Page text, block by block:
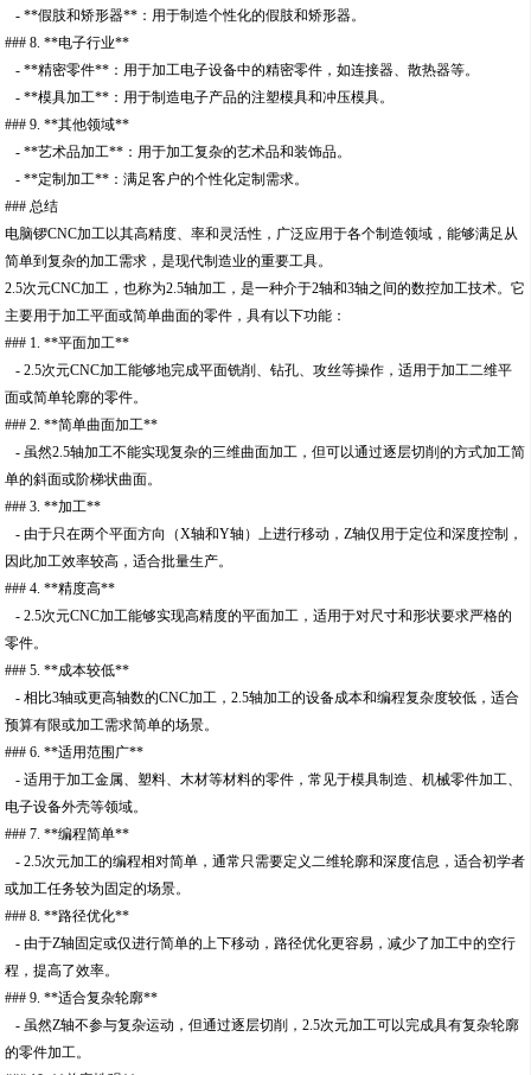
- **假肢和矫形器**：用于制造个性化的假肢和矫形器。
### 8. **电子行业**
- **精密零件**：用于加工电子设备中的精密零件，如连接器、散热器等。
- **模具加工**：用于制造电子产品的注塑模具和冲压模具。
### 9. **其他领域**
- **艺术品加工**：用于加工复杂的艺术品和装饰品。
- **定制加工**：满足客户的个性化定制需求。
### 总结
电脑锣CNC加工以其高精度、率和灵活性，广泛应用于各个制造领域，能够满足从
简单到复杂的加工需求，是现代制造业的重要工具。
2.5次元CNC加工，也称为2.5轴加工，是一种介于2轴和3轴之间的数控加工技术。它
主要用于加工平面或简单曲面的零件，具有以下功能：
### 1. **平面加工**
- 2.5次元CNC加工能够地完成平面铣削、钻孔、攻丝等操作，适用于加工二维平
面或简单轮廓的零件。
### 2. **简单曲面加工**
- 虽然2.5轴加工不能实现复杂的三维曲面加工，但可以通过逐层切削的方式加工简
单的斜面或阶梯状曲面。
### 3. **加工**
- 由于只在两个平面方向（X轴和Y轴）上进行移动，Z轴仅用于定位和深度控制，
因此加工效率较高，适合批量生产。
### 4. **精度高**
- 2.5次元CNC加工能够实现高精度的平面加工，适用于对尺寸和形状要求严格的
零件。
### 5. **成本较低**
- 相比3轴或更高轴数的CNC加工，2.5轴加工的设备成本和编程复杂度较低，适合
预算有限或加工需求简单的场景。
### 6. **适用范围广**
- 适用于加工金属、塑料、木材等材料的零件，常见于模具制造、机械零件加工、
电子设备外壳等领域。
### 7. **编程简单**
- 2.5次元加工的编程相对简单，通常只需要定义二维轮廓和深度信息，适合初学者
或加工任务较为固定的场景。
### 8. **路径优化**
- 由于Z轴固定或仅进行简单的上下移动，路径优化更容易，减少了加工中的空行
程，提高了效率。
### 9. **适合复杂轮廓**
- 虽然Z轴不参与复杂运动，但通过逐层切削，2.5次元加工可以完成具有复杂轮廓
的零件加工。